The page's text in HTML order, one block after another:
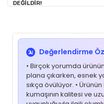
DEĞİLDİR!
Değerlendirme
• Birçok yorumda
plana çıkarken, esnek
sıkça övülüyor. • Ürünün
kumaşının kalitesi ve